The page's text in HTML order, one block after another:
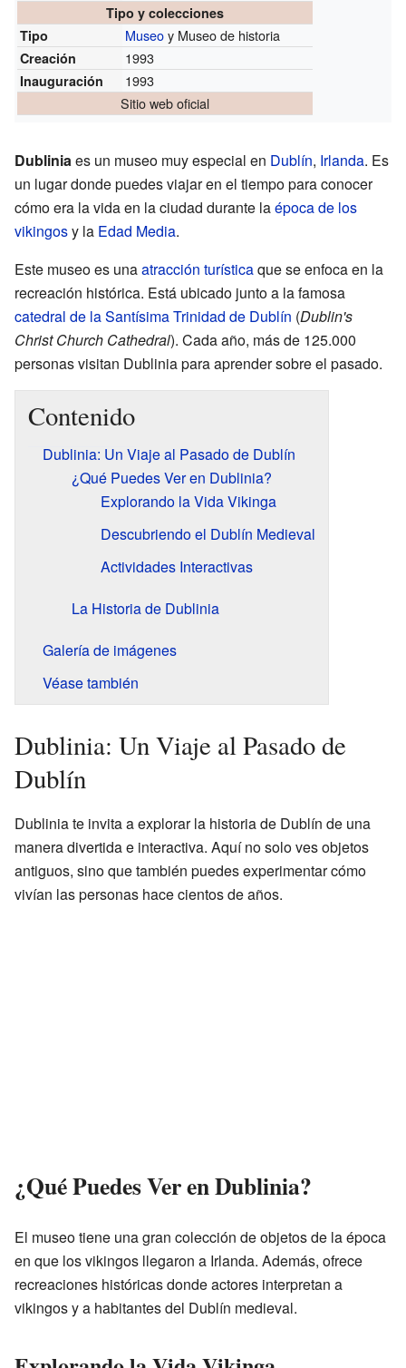
Tipo y colecciones
Tipo
Museoy Museo de historia
Creación 1993
Inauguración
1993
Sitio web oficial
Dubliniaes un museo muy especial en Dublín, Irlanda. Es
un lugar donde puedes viajar en el tiempo para conocer
cómo era la vida en la ciudad durante laépoca de los
vikingosy la Edad Media.
Este museo es unaatracción turísticaque se enfoca en la
recreación histórica. Está ubicado junto a la famosa
catedral de la Santísima Trinidad de Dublín (Dublin's
Christ Church Cathedral). Cada año, más de 125.000
personas visitan Dublinia para aprender sobre el pasado.
Contenido
Dublinia: Un Viaje al Pasado de Dublín
¿Qué Puedes Ver en Dublinia?
Explorando la Vida Vikinga
Descubriendo el Dublín Medieval
Actividades Interactivas
La Historia de Dublinia
Galería de imágenes
Véase también
Dublinia: Un Viaje al Pasado de
Dublín
Dublinia te invita a explorar la historia de Dublín de una
manera divertida e interactiva. Aquí no solo ves objetos
antiguos, sino que también puedes experimentar cómo
vivían las personas hace cientos de años.
¿Qué Puedes Ver en Dublinia?
El museo tiene una gran colección de objetos de la época
en que los vikingos llegaron a Irlanda. Además, ofrece
recreaciones históricas donde actores interpretan a
vikingos y a habitantes del Dublín medieval.